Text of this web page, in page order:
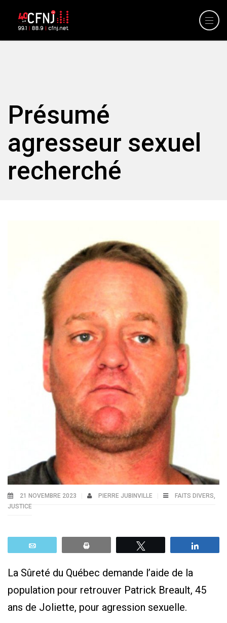
Présumé
agresseur sexuel
recherché
21 NOVEMBRE 2023 PIERRE JUBINVILLE FAITS DIVERS,
JUSTICE
La Sûreté du Québec demande l’aide de la
population pour retrouver Patrick Breault, 45
ans de Joliette, pour agression sexuelle.